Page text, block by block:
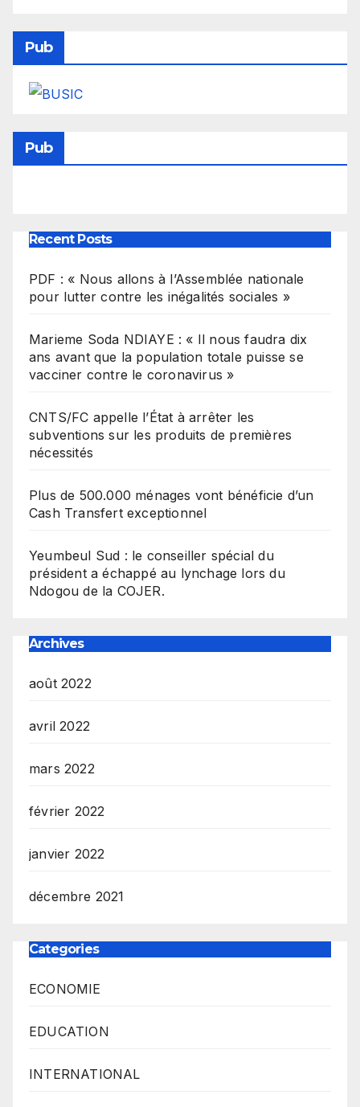
Pub
Pub
Recent Posts
PDF : « Nous allons à l’Assemblée nationale
pour lutter contre les inégalités sociales »
Marieme Soda NDIAYE : « Il nous faudra dix
ans avant que la population totale puisse se
vacciner contre le coronavirus »
CNTS/FC appelle l’État à arrêter les
subventions sur les produits de premières
nécessités
Plus de 500.000 ménages vont bénéficie d’un
Cash Transfert exceptionnel
Yeumbeul Sud : le conseiller spécial du
président a échappé au lynchage lors du
Ndogou de la COJER.
Archives
août 2022
avril 2022
mars 2022
février 2022
janvier 2022
décembre 2021
Categories
ECONOMIE
EDUCATION
INTERNATIONAL